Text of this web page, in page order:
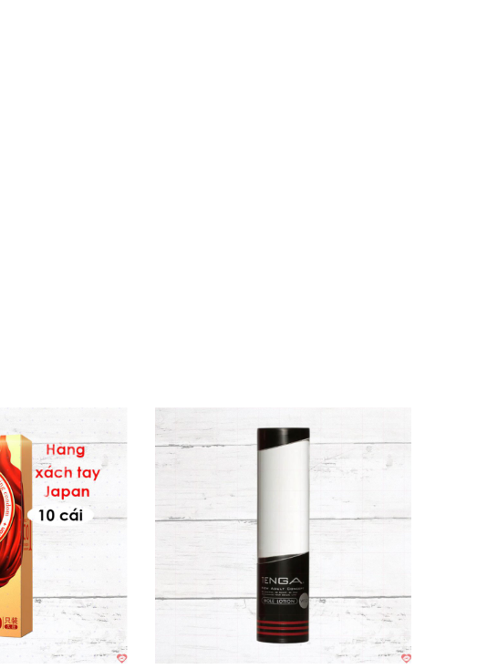
su hay đồ chơi thân mật. Dù nền nước, sản phẩm
cho sử dụng thường xuyên mà không lo hết. 😊
và xà phòng, không để dính bẩn quần áo. Hoàn